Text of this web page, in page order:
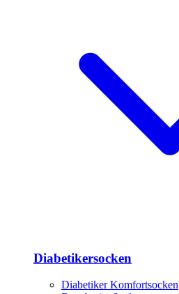
Diabetikersocken
Diabetiker Komfortsocken